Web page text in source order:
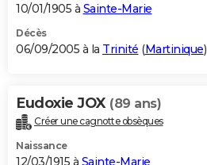
10/01/1905 à Sainte-Marie
Décès
06/09/2005 à la Trinité (Martinique)
Eudoxie JOX (89 ans)
Créer une cagnotte obsèques
Naissance
12/03/1915 à Sainte-Marie